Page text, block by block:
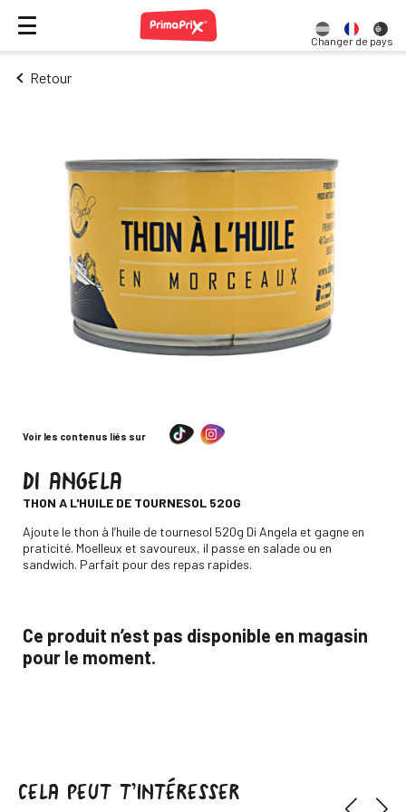
Changer de pays
Retour
Voir les contenus liés sur
DI ANGELA
THON A L'HUILE DE TOURNESOL 520G
Descripción
Ajoute le thon à l’huile de tournesol 520g Di Angela et gagne en
praticité. Moelleux et savoureux, il passe en salade ou en
sandwich. Parfait pour des repas rapides.
Ce produit n’est pas disponible en magasin
pour le moment.
CELA PEUT T’INTÉRESSER